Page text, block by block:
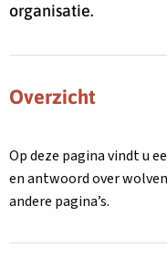
organisatie.
Overzicht
Op deze pagina vindt u
en antwoord over
andere pagina’s.